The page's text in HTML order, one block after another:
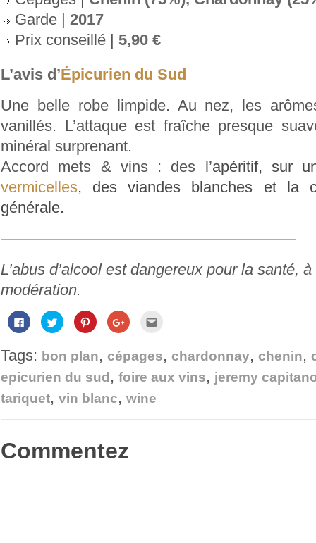
Garde | 2017
Prix conseillé | 5,90 €
L’avis d’Épicurien du Sud
Une belle robe limpide. Au nez, les
vanillés. L’attaque est fraîche presque
minéral surprenant.
Accord mets & vins : des l’apéritif, sur
vermicelles, des viandes blanches et la
générale.
———————————————————
L’abus d’alcool est dangereux pour la santé,
modération.
Cliquez
pour
partager
Facebook(ouvre
dans
nouvelle
Cliquez
pour
partager
Twitter(ouvre
dans
une
nouvelle
Cliquez
pour
partager
Pinterest(ouvre
dans
nouvelle
fenêtre)
Cliquez
pour
Google+
(ouvre
dans
une
fenêtre)
e-
mail
un
fenêtre)
Tags: bon plan, cépages, chardonnay, chenin,
epicurien du sud, foire aux vins, jeremy
tariquet, vin blanc, wine
Commentez